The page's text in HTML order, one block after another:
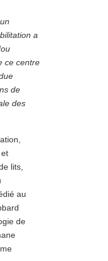
a
ce centre
de
des